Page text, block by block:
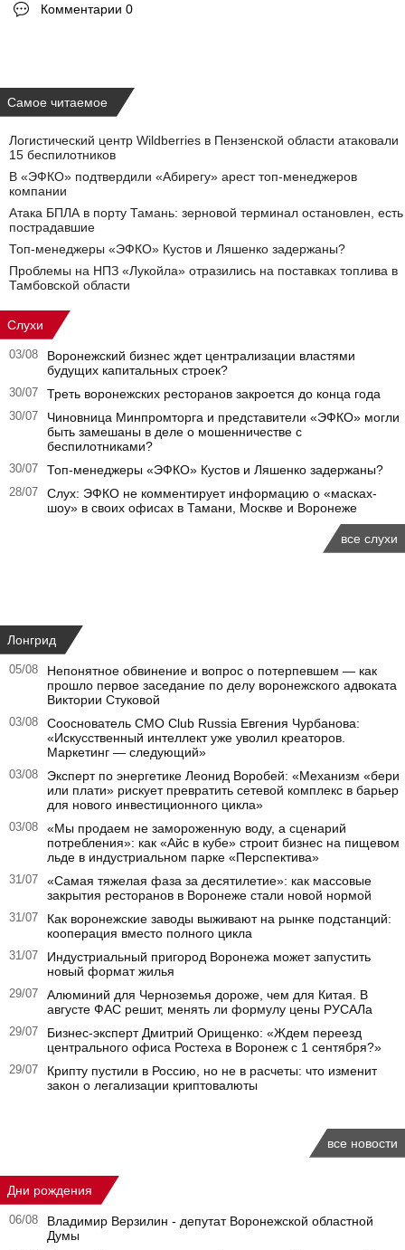
Комментарии 0
Самое читаемое
Логистический центр Wildberries в Пензенской области атаковали
15 беспилотников
В «ЭФКО» подтвердили «Абирегу» арест топ-менеджеров
компании
Атака БПЛА в порту Тамань: зерновой терминал остановлен, есть
пострадавшие
Топ-менеджеры «ЭФКО» Кустов и Ляшенко задержаны?
Проблемы на НПЗ «Лукойла» отразились на поставках топлива в
Тамбовской области
Слухи
03/08
Воронежский бизнес ждет централизации властями
будущих капитальных строек?
30/07 Треть воронежских ресторанов закроется до конца года
30/07
Чиновница Минпромторга и представители «ЭФКО» могли
быть замешаны в деле о мошенничестве с
беспилотниками?
30/07 Топ-менеджеры «ЭФКО» Кустов и Ляшенко задержаны?
28/07
Слух: ЭФКО не комментирует информацию о «масках-
шоу» в своих офисах в Тамани, Москве и Воронеже
все слухи
Лонгрид
05/08
Непонятное обвинение и вопрос о потерпевшем — как
прошло первое заседание по делу воронежского адвоката
Виктории Стуковой
03/08
Сооснователь CMO Club Russia Евгения Чурбанова:
«Искусственный интеллект уже уволил креаторов.
Маркетинг — следующий»
03/08
Эксперт по энергетике Леонид Воробей: «Механизм «бери
или плати» рискует превратить сетевой комплекс в барьер
для нового инвестиционного цикла»
03/08
«Мы продаем не замороженную воду, а сценарий
потребления»: как «Айс в кубе» строит бизнес на пищевом
льде в индустриальном парке «Перспектива»
31/07
«Самая тяжелая фаза за десятилетие»: как массовые
закрытия ресторанов в Воронеже стали новой нормой
31/07
Как воронежские заводы выживают на рынке подстанций:
кооперация вместо полного цикла
31/07
Индустриальный пригород Воронежа может запустить
новый формат жилья
29/07
Алюминий для Черноземья дороже, чем для Китая. В
августе ФАС решит, менять ли формулу цены РУСАЛа
29/07
Бизнес-эксперт Дмитрий Орищенко: «Ждем переезд
центрального офиса Ростеха в Воронеж с 1 сентября?»
29/07
Крипту пустили в Россию, но не в расчеты: что изменит
закон о легализации криптовалюты
все новости
Дни рождения
06/08
Владимир Верзилин - депутат Воронежской областной
Думы